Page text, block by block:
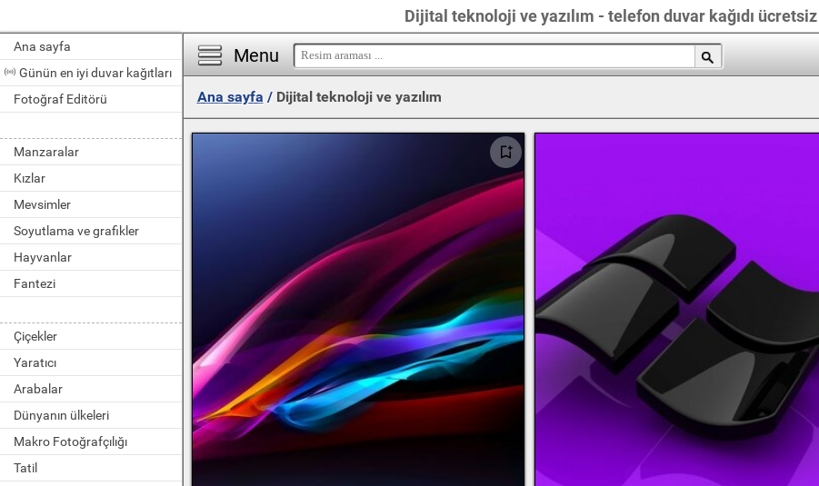
Dijital teknoloji ve yazılım - telefon duvar kağıdı ücretsiz
Ana sayfa
Günün en iyi duvar kağıtları
Fotoğraf Editörü
Manzaralar
Kızlar
Mevsimler
Soyutlama ve grafikler
Hayvanlar
Fantezi
Çiçekler
Yaratıcı
Arabalar
Dünyanın ülkeleri
Makro Fotoğrafçılığı
Tatil
Menu
Ana sayfa / Dijital teknoloji ve yazılım